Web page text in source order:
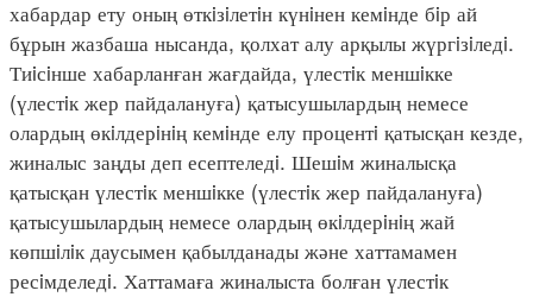
хабардар ету оның өткiзiлетiн күнiнен кемiнде бiр ай
бұрын жазбаша нысанда, қолхат алу арқылы жүргiзiледi.
Тиiсiнше хабарланған жағдайда, үлестiк меншiкке
(үлестiк жер пайдалануға) қатысушылардың немесе
олардың өкiлдерiнiң кемiнде елу процентi қатысқан кезде,
жиналыс заңды деп есептеледi. Шешiм жиналысқа
қатысқан үлестiк меншiкке (үлестiк жер пайдалануға)
қатысушылардың немесе олардың өкiлдерiнiң жай
көпшiлiк даусымен қабылданады және хаттамамен
ресiмделедi. Хаттамаға жиналыста болған үлестiк